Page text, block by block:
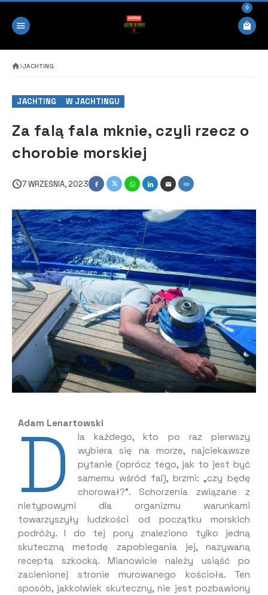
0
JACHTING
JACHTING W JACHTINGU
Za falą fala mknie, czyli rzecz o
chorobie morskiej
7 WRZEŚNIA, 2023
Adam Lenartowski
D
la każdego, kto po raz pierwszy
wybiera się na morze, najciekawsze
pytanie (oprócz tego, jak to jest być
samemu wśród fal), brzmi: „czy będę
chorował?”. Schorzenia związane z
nietypowymi dla organizmu warunkami
towarzyszyły ludzkości od początku morskich
podróży. I do tej pory znaleziono tylko jedną
skuteczną metodę zapobiegania jej, nazywaną
receptą szkocką. Mianowicie należy usiąść po
zacienionej stronie murowanego kościoła. Ten
sposób, jakkolwiek skuteczny, nie jest pozbawiony